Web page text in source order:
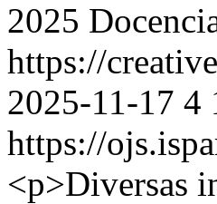
2025
https://
2025-11-17 4
https://
<p>Diversas